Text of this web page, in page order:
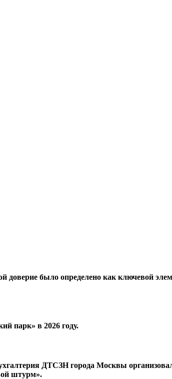
доверие было определено как ключевой
парк» в 2026 году.
ДТСЗН города Москвы
штурм».